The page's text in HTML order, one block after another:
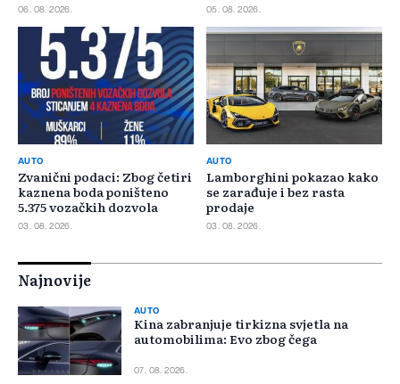
06. 08. 2026. 05. 08. 2026.
AUTO
Zvanični podaci: Zbog četiri
kaznena boda poništeno
5.375 vozačkih dozvola
03. 08. 2026.
AUTO
Lamborghini pokazao kako
se zarađuje i bez rasta
prodaje
03. 08. 2026.
Najnovije
AUTO
Kina zabranjuje tirkizna svjetla na
automobilima: Evo zbog čega
07. 08. 2026.